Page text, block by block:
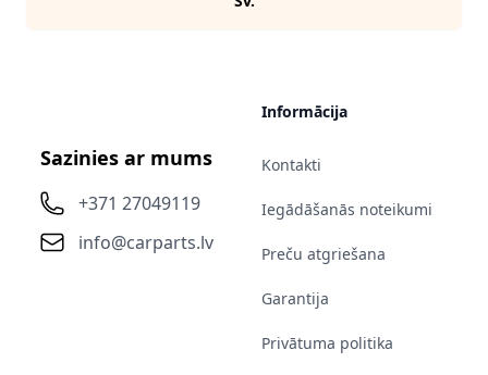
Sazinies ar mums
+371 27049119
info@carparts.lv
Informācija
Kontakti
Iegādāšanās noteikumi
Preču atgriešana
Garantija
Privātuma politika